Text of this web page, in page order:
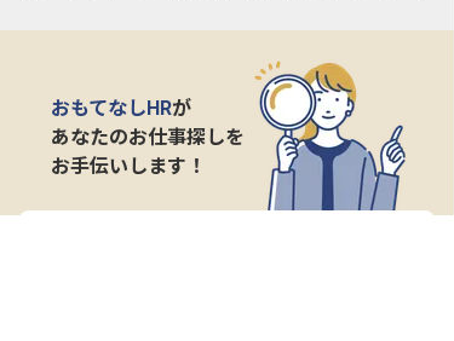
おもてなしHRが
あなたのお仕事探しを
お手伝いします！